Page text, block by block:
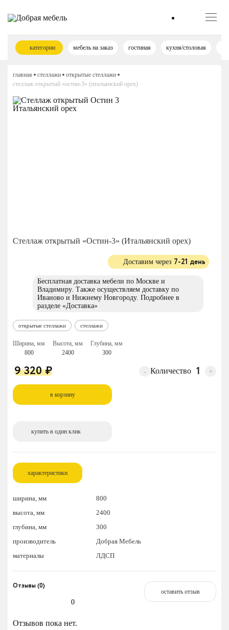
категории мебель на заказ гостиная кухня/столовая
главная стеллажи
открытые стеллажи
стеллаж открытый «остин-3» (итальянский орех)
Стеллаж открытый «Остин-3» (Итальянский орех)
Доставим через 7-21 день
Бесплатная доставка мебели по Москве и
Владимиру. Также осуществляем доставку по
Иваново и Нижнему Новгороду. Подробнее в
разделе «Доставка»
открытые стеллажи стеллажи
Ширина, мм
800
Высота, мм
2400
Глубина, мм
300
9 320₽ - Количество +
в корзину
купить в один клик
характеристики
ширина, мм
800
высота, мм
2400
глубина, мм
300
производитель
Добрая Мебель
материалы
ЛДСП
Отзывы (0)
0
оставить отзыв
Отзывов пока нет.